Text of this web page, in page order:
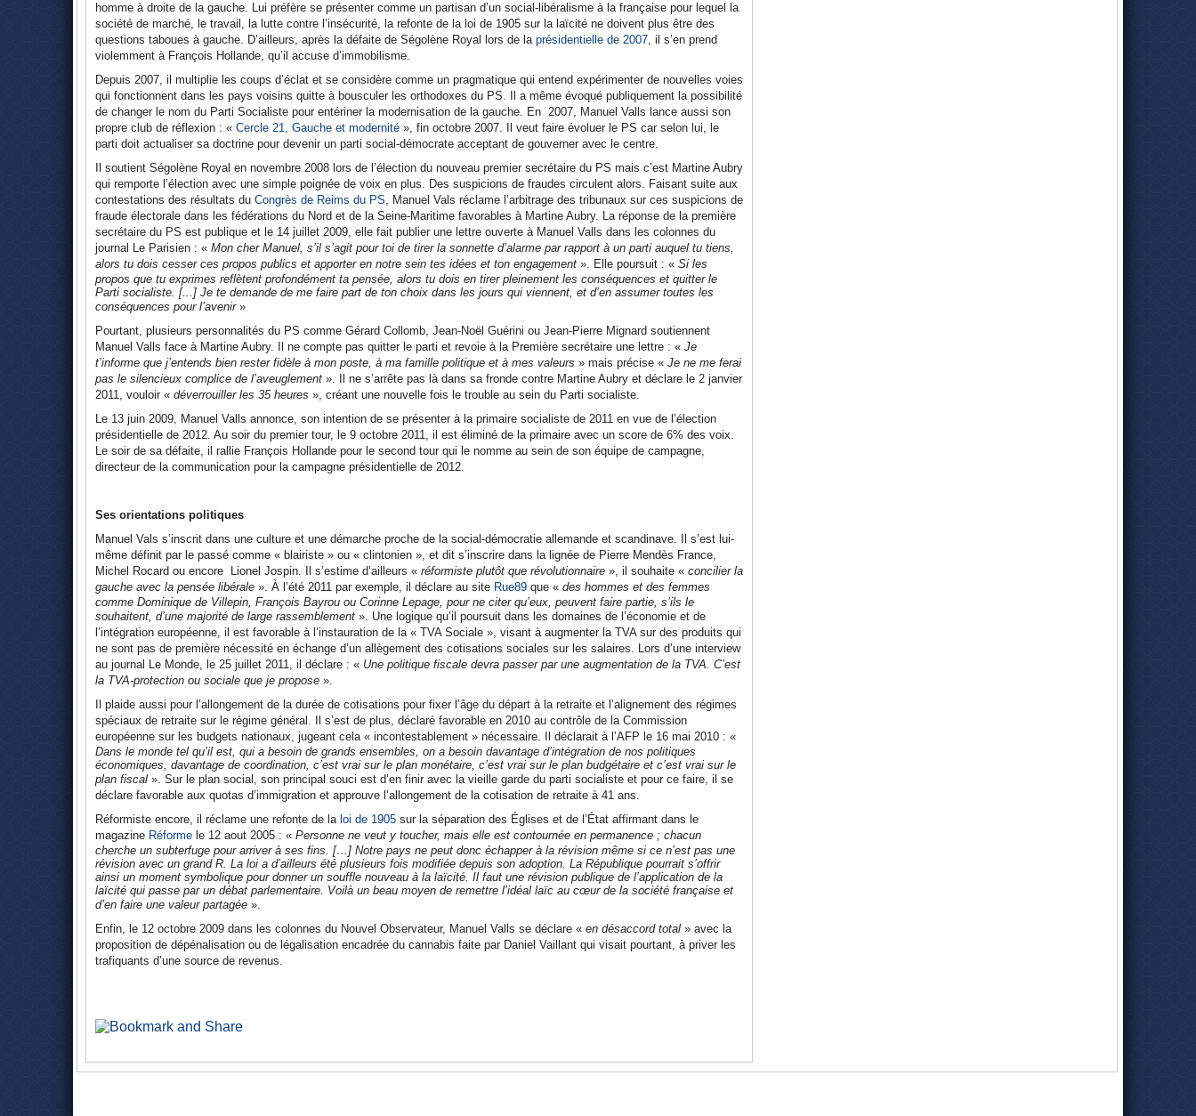
homme à droite de la gauche. Lui préfère se présenter comme un partisan d’un social-libéralisme à la française pour lequel la
société de marché, le travail, la lutte contre l’insécurité, la refonte de la loi de 1905 sur la laïcité ne doivent plus être des
questions taboues à gauche. D’ailleurs, après la défaite de Ségolène Royal lors de la présidentielle de 2007, il s’en prend
violemment à François Hollande, qu’il accuse d’immobilisme.
Depuis 2007, il multiplie les coups d’éclat et se considère comme un pragmatique qui entend expérimenter de nouvelles voies
qui fonctionnent dans les pays voisins quitte à bousculer les orthodoxes du PS. Il a même évoqué publiquement la possibilité
de changer le nom du Parti Socialiste pour entériner la modernisation de la gauche. En 2007, Manuel Valls lance aussi son
propre club de réflexion : « Cercle 21, Gauche et modernité », fin octobre 2007. Il veut faire évoluer le PS car selon lui, le
parti doit actualiser sa doctrine pour devenir un parti social-démocrate acceptant de gouverner avec le centre.
Il soutient Ségolène Royal en novembre 2008 lors de l’élection du nouveau premier secrétaire du PS mais c’est Martine Aubry
qui remporte l’élection avec une simple poignée de voix en plus. Des suspicions de fraudes circulent alors. Faisant suite aux
contestations des résultats du Congrès de Reims du PS, Manuel Vals réclame l’arbitrage des tribunaux sur ces suspicions de
fraude électorale dans les fédérations du Nord et de la Seine-Maritime favorables à Martine Aubry. La réponse de la première
secrétaire du PS est publique et le 14 juillet 2009, elle fait publier une lettre ouverte à Manuel Valls dans les colonnes du
journal Le Parisien : « Mon cher Manuel, s’il s’agit pour toi de tirer la sonnette d’alarme par rapport à un parti auquel tu tiens,
alors tu dois cesser ces propos publics et apporter en notre sein tes idées et ton engagement ». Elle poursuit : « Si les
propos que tu exprimes reflètent profondément ta pensée, alors tu dois en tirer pleinement les conséquences et quitter le
Parti socialiste. [...] Je te demande de me faire part de ton choix dans les jours qui viennent, et d’en assumer toutes les
conséquences pour l’avenir»
Pourtant, plusieurs personnalités du PS comme Gérard Collomb, Jean-Noël Guérini ou Jean-Pierre Mignard soutiennent
Manuel Valls face à Martine Aubry. Il ne compte pas quitter le parti et revoie à la Première secrétaire une lettre : « Je
t’informe que j’entends bien rester fidèle à mon poste, à ma famille politique et à mes valeurs » mais précise « Je ne me ferai
pas le silencieux complice de l’aveuglement ». Il ne s’arrête pas là dans sa fronde contre Martine Aubry et déclare le 2 janvier
2011, vouloir « déverrouiller les 35 heures », créant une nouvelle fois le trouble au sein du Parti socialiste.
Le 13 juin 2009, Manuel Valls annonce, son intention de se présenter à la primaire socialiste de 2011 en vue de l’élection
présidentielle de 2012. Au soir du premier tour, le 9 octobre 2011, il est éliminé de la primaire avec un score de 6% des voix.
Le soir de sa défaite, il rallie François Hollande pour le second tour qui le nomme au sein de son équipe de campagne,
directeur de la communication pour la campagne présidentielle de 2012.
Ses orientations politiques
Manuel Vals s’inscrit dans une culture et une démarche proche de la social-démocratie allemande et scandinave. Il s’est lui-
même définit par le passé comme « blairiste » ou « clintonien », et dit s’inscrire dans la lignée de Pierre Mendès France,
Michel Rocard ou encore Lionel Jospin. Il s’estime d’ailleurs « réformiste plutôt que révolutionnaire », il souhaite « concilier la
gauche avec la pensée libérale ». À l’été 2011 par exemple, il déclare au site Rue89 que « des hommes et des femmes
comme Dominique de Villepin, François Bayrou ou Corinne Lepage, pour ne citer qu’eux, peuvent faire partie, s’ils le
souhaitent, d’une majorité de large rassemblement ». Une logique qu’il poursuit dans les domaines de l’économie et de
l’intégration européenne, il est favorable à l’instauration de la « TVA Sociale », visant à augmenter la TVA sur des produits qui
ne sont pas de première nécessité en échange d’un allègement des cotisations sociales sur les salaires. Lors d’une interview
au journal Le Monde, le 25 juillet 2011, il déclare : « Une politique fiscale devra passer par une augmentation de la TVA. C’est
la TVA-protection ou sociale que je propose ».
Il plaide aussi pour l’allongement de la durée de cotisations pour fixer l’âge du départ à la retraite et l’alignement des régimes
spéciaux de retraite sur le régime général. Il s’est de plus, déclaré favorable en 2010 au contrôle de la Commission
européenne sur les budgets nationaux, jugeant cela « incontestablement » nécessaire. Il déclarait à l’AFP le 16 mai 2010 : «
Dans le monde tel qu’il est, qui a besoin de grands ensembles, on a besoin davantage d’intégration de nos politiques
économiques, davantage de coordination, c’est vrai sur le plan monétaire, c’est vrai sur le plan budgétaire et c’est vrai sur le
plan fiscal ». Sur le plan social, son principal souci est d’en finir avec la vieille garde du parti socialiste et pour ce faire, il se
déclare favorable aux quotas d’immigration et approuve l’allongement de la cotisation de retraite à 41 ans.
Réformiste encore, il réclame une refonte de la loi de 1905 sur la séparation des Églises et de l’État affirmant dans le
magazine Réforme le 12 aout 2005 : « Personne ne veut y toucher, mais elle est contournée en permanence ; chacun
cherche un subterfuge pour arriver à ses fins. […] Notre pays ne peut donc échapper à la révision même si ce n’est pas une
révision avec un grand R. La loi a d’ailleurs été plusieurs fois modifiée depuis son adoption. La République pourrait s’offrir
ainsi un moment symbolique pour donner un souffle nouveau à la laïcité. Il faut une révision publique de l’application de la
laïcité qui passe par un débat parlementaire. Voilà un beau moyen de remettre l’idéal laïc au cœur de la société française et
d’en faire une valeur partagée ».
Enfin, le 12 octobre 2009 dans les colonnes du Nouvel Observateur, Manuel Valls se déclare « en désaccord total » avec la
proposition de dépénalisation ou de légalisation encadrée du cannabis faite par Daniel Vaillant qui visait pourtant, à priver les
trafiquants d’une source de revenus.